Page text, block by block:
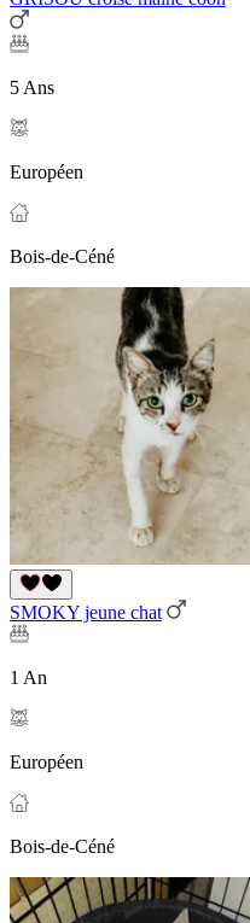
5 Ans
Européen
Bois-de-Céné
SMOKY jeune chat
1 An
Européen
Bois-de-Céné